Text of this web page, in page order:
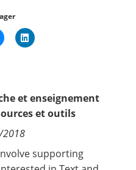
et enseignement
et outils
supporting